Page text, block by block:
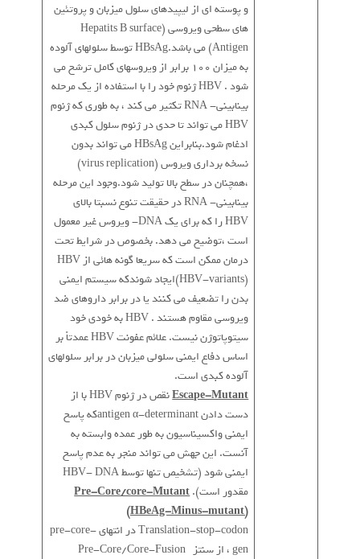
و پوسته ای از لیپیدهای سلول میزبان و پروتئین
های سطحی ویروسی (Hepatits B surface
Antigen) می باشد.HBsAg توسط سلولهای آلوده
به میزان 100 برابر از ویروسهای کامل ترشح می
شود . HBV ژنوم خود را با استفاده از یک مرحله
بینابینی- RNA تکثیر می کند ، به طوری که ژنوم
HBV می تواند تا حدی در ژنوم سلول کبدی
ادغام شود.بنابراین HBsAg می تواند بدون
نسخه برداری ویروس (virus replication)
،همچنان در سطح بالا تولید شود.وجود این مرحله
بینابینی- RNA در حقیقت تنوع نسبتا بالای
HBV را که برای یک DNA- ویروس غیر معمول
است ،توضیح می دهد. بخصوص در شرایط تحت
درمان ممکن است که سریعا گونه هائی از HBV
(HBV-variants)ایجاد شوندکه سیستم ایمنی
بدن را تضعیف می کنند یا در برابر داروهای ضد
ویروسی مقاوم هستند . HBV به خودی خود
سیتوپاتوژن نیست. علائم عفونت HBV عمدتاً بر
اساس دفاع ایمنی سلولی میزبان در برابر سلولهای
آلوده کبدی است.
Escape-Mutant
نقص در ژنوم HBV با از
دست دادن antigen α-determinantکه پاسخ
ایمنی واکسیناسیون به طور عمده وابسته به
آنست. این جهش می تواند منجر به عدم پاسخ
ایمنی شود (تشخیص تنها توسط HBV- DNA
مقدور است).Pre-Core/core-Mutant
(HBeAg-Minus-mutant)
Translation-stop-codon در انتهای pre-core-
gen ، از سنتز Pre-Core/Core-Fusion